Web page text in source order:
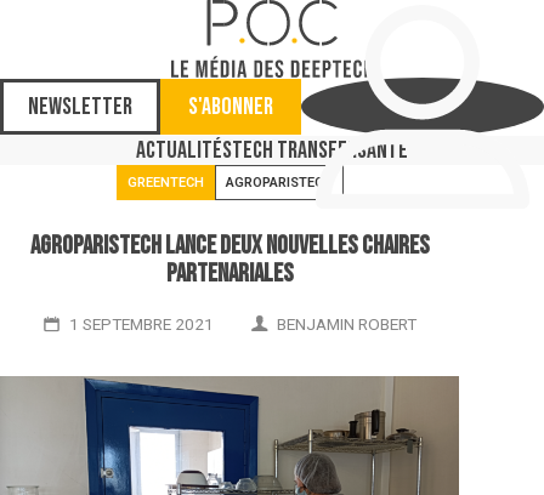
Newsletter
S'abonner
ActualitésTech TransferSanté
GREENTECH AGROPARISTECH
AgroParisTech lance deux nouvelles chaires
partenariales
1 SEPTEMBRE 2021 BENJAMIN ROBERT